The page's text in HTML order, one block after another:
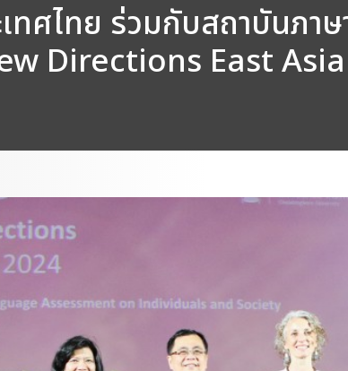
ทศไทย ร่วมกับสถาบันภ
Directions East Asia